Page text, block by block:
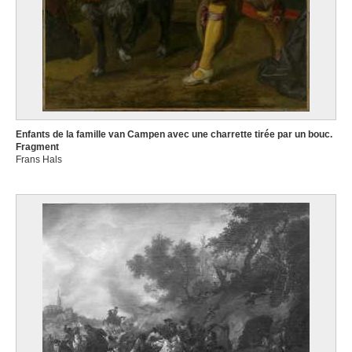
Enfants de la famille van Campen avec une charrette tirée par un bouc.
Fragment
Frans Hals